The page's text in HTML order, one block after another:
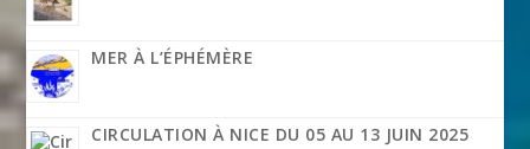
MER À L’ÉPHÉMÈRE
CIRCULATION À NICE DU 05 AU 13 JUIN 2025